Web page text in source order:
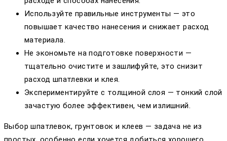
Используйте правильные инструменты — это
повышает качество нанесения и снижает расход
материала.
Не экономьте на подготовке поверхности —
тщательно очистите и зашлифуйте, это снизит
расход шпатлевки и клея.
Экспериментируйте с толщиной слоя — тонкий слой
зачастую более эффективен, чем излишний.
Выбор шпатлевок, грунтовок и клеев — задача не из